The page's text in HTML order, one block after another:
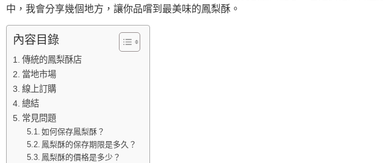
中，我會分享幾個地方，讓你品嚐到最美味的鳳梨酥。
內容目錄
傳統的鳳梨酥店
當地市場
線上訂購
總結
常見問題
如何保存鳳梨酥？
鳳梨酥的保存期限是多久？
鳳梨酥的價格是多少？